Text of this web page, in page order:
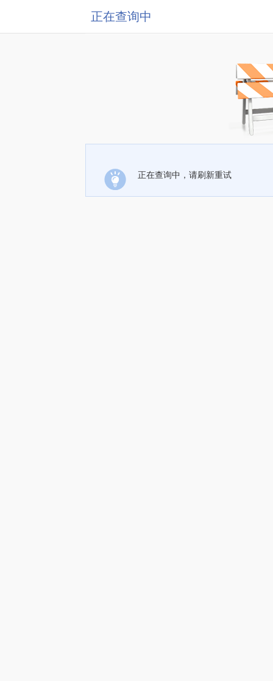
正在查询中
正在查询中，请刷新重试